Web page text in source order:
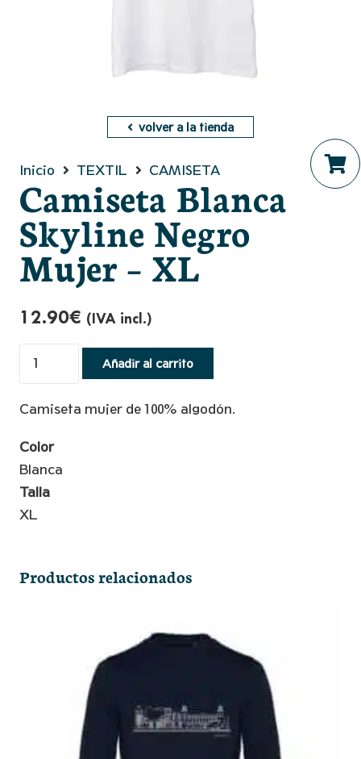
volver a la tienda
Inicio TEXTIL CAMISETA
Camiseta Blanca
Skyline Negro
Mujer – XL
12.90€ (IVA incl.)
Mujer
-
XL
cantidad
Añadir al carrito
Camiseta mujer de 100% algodón.
Color
Blanca
Talla
XL
Productos relacionados